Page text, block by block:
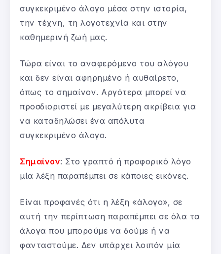
συγκεκριμένο άλογο μέσα στην ιστορία,
την τέχνη, τη λογοτεχνία και στην
καθημερινή ζωή μας.
Τώρα είναι το αναφερόμενο του αλόγου
και δεν είναι αφηρημένο ή αυθαίρετο,
όπως το σημαίνον. Αργότερα μπορεί να
προσδιοριστεί με μεγαλύτερη ακρίβεια για
να καταδηλώσει ένα απόλυτα
συγκεκριμένο άλογο.
Σημαίνον: Στο γραπτό ή προφορικό λόγο
μία λέξη παραπέμπει σε κάποιες εικόνες.
Είναι προφανές ότι η λέξη «άλογο», σε
αυτή την περίπτωση παραπέμπει σε όλα τα
άλογα που μπορούμε να δούμε ή να
φανταστούμε. Δεν υπάρχει λοιπόν μία